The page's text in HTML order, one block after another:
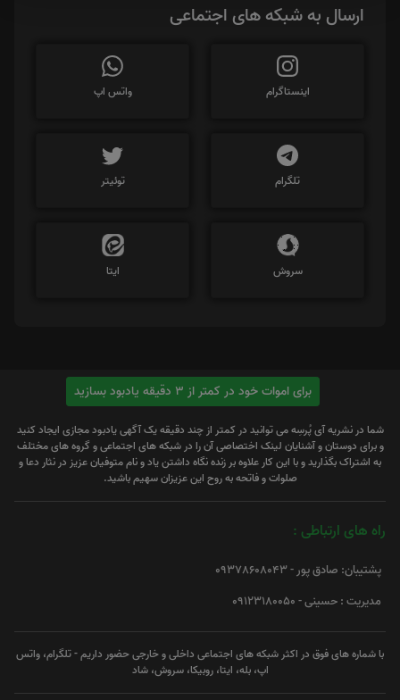
ارسال به شبکه های اجتماعی
اینستاگرام واتس اپ
تلگرام توئیتر
سروش ایتا
برای اموات خود در کمتر از 3 دقیقه یادبود بسازید
شما در نشریه آی پُرسِه می توانید در کمتر از چند دقیقه یک آگهی یادبود مجازی ایجاد کنید
و برای دوستان و آشنایان لینک اختصاصی آن را در شبکه های اجتماعی و گروه های مختلف
به اشتراک بگذارید و با این کار علاوه بر زنده نگاه داشتن یاد و نام متوفیان عزیز در نثار دعا و
صلوات و فاتحه به روح این عزیزان سهیم باشید.
راه های ارتباطی :
پشتیبان: صادق پور - 09378608043
مدیریت : حسینی - 09123180050
با شماره های فوق در اکثر شبکه های اجتماعی داخلی و خارجی حضور داریم - تلگرام، واتس
اپ، بله، ایتا، روبیکا، سروش، شاد